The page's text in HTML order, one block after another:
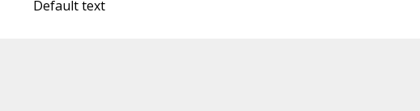
Default text